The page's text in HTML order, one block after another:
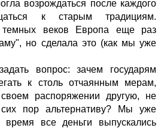
возрождаться после каждого
к старым традициям.
темных веков Европа еще раз
но сделала это (как мы уже
вопрос: зачем государям
к столь отчаянным мерам,
распоряжении другую, не
пор альтернативу? Мы уже
все деньги выпускались